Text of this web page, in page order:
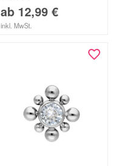
ab 12,99 €
inkl. MwSt.